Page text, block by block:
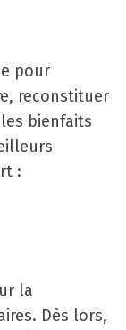
pour
reconstituer
bienfaits
:
la
Dès lors,